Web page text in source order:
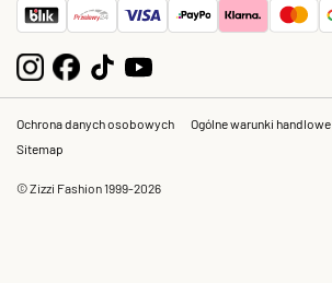
Ochrona danych osobowych Ogólne warunki handlowe
Sitemap
© Zizzi Fashion 1999-2026